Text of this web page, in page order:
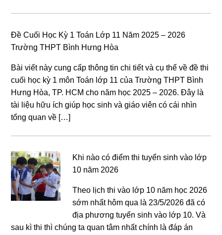
Đề Cuối Học Kỳ 1 Toán Lớp 11 Năm 2025 – 2026
Trường THPT Bình Hưng Hòa
Bài viết này cung cấp thông tin chi tiết và cụ thể về đề thi
cuối học kỳ 1 môn Toán lớp 11 của Trường THPT Bình
Hưng Hòa, TP. HCM cho năm học 2025 – 2026. Đây là
tài liệu hữu ích giúp học sinh và giáo viên có cái nhìn
tổng quan về […]
Khi nào có điểm thi tuyển sinh vào lớp
10 năm 2026
Theo lịch thi vào lớp 10 năm học 2026
sớm nhất hôm qua là 23/5/2026 đã có
địa phương tuyển sinh vào lớp 10. Và
sau kì thi thì chúng ta quan tâm nhất chính là đáp án